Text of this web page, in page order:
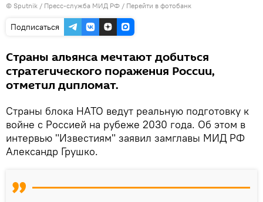
© Sputnik / Пресс-служба МИД РФ / Перейти в фотобанк
Подписаться
Страны альянса мечтают добиться
стратегического поражения России,
отметил дипломат.
Страны блока НАТО ведут реальную подготовку к
войне с Россией на рубеже 2030 года. Об этом в
интервью "Известиям" заявил замглавы МИД РФ
Александр Грушко.